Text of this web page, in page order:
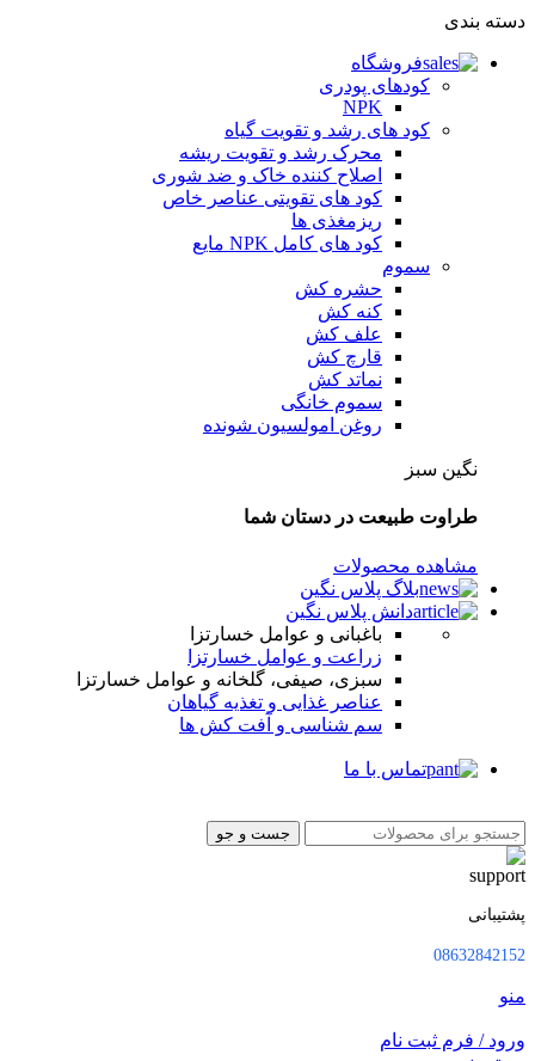
دسته بندی
فروشگاه
کودهای پودری
NPK
کود های رشد و تقویت گیاه
محرک رشد و تقویت ریشه
اصلاح کننده خاک و ضد شوری
کود های تقویتی عناصر خاص
ریزمغذی ها
کود های کامل NPK مایع
سموم
حشره کش
کنه کش
علف کش
قارچ کش
نماتد کش
سموم خانگی
روغن امولسیون شونده
نگین سبز
طراوت طبیعت در دستان شما
مشاهده محصولات
بلاگ پلاس نگین
دانش پلاس نگین
باغبانی و عوامل خسارتزا
زراعت و عوامل خسارتزا
سبزی، صیفی، گلخانه و عوامل خسارتزا
عناصر غذایی و تغذیه گیاهان
سم شناسی و آفت کش ها
تماس با ما
جست و جو
پشتیبانی
08632842152
منو
ورود / فرم ثبت نام